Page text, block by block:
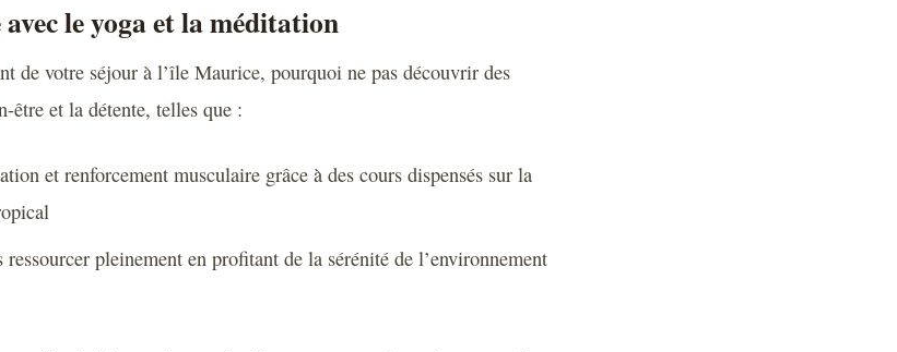
le yoga et la méditation
de votre séjour à l’île Maurice, pourquoi ne pas découvrir des
être et la détente, telles que :
et renforcement musculaire grâce à des cours dispensés sur la
ressourcer pleinement en profitant de la sérénité de l’environnement